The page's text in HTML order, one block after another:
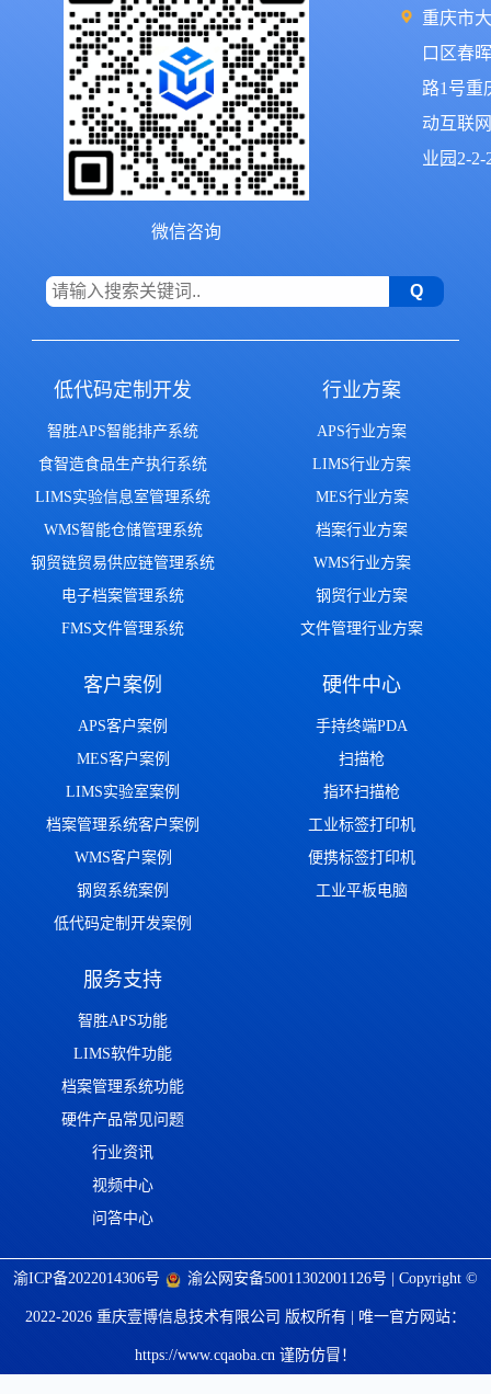
微信咨询
重庆市
口区春
路1号重
动互联
业园2-2-
低代码定制开发
智胜APS智能排产系统
食智造食品生产执行系统
LIMS实验信息室管理系统
WMS智能仓储管理系统
钢贸链贸易供应链管理系统
电子档案管理系统
FMS文件管理系统
行业方案
APS行业方案
LIMS行业方案
MES行业方案
档案行业方案
WMS行业方案
钢贸行业方案
文件管理行业方案
客户案例
APS客户案例
MES客户案例
LIMS实验室案例
档案管理系统客户案例
WMS客户案例
钢贸系统案例
低代码定制开发案例
硬件中心
手持终端PDA
扫描枪
指环扫描枪
工业标签打印机
便携标签打印机
工业平板电脑
服务支持
智胜APS功能
LIMS软件功能
档案管理系统功能
硬件产品常见问题
行业资讯
视频中心
问答中心
渝ICP备2022014306号 渝公网安备50011302001126号 | Copyright ©
2022-2026 重庆壹博信息技术有限公司 版权所有 | 唯一官方网站：
https://www.cqaoba.cn 谨防仿冒！